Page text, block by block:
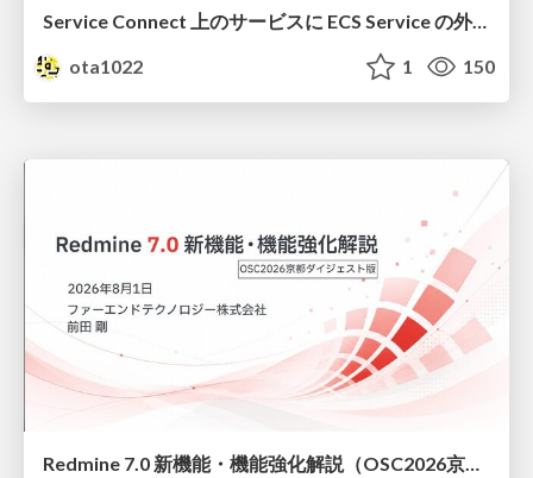
Service Connect 上のサービスに ECS Service の外側から到達できなかった話
ota1022
1 150
Redmine 7.0 新機能・機能強化解説（OSC2026京都ダイジェスト版）